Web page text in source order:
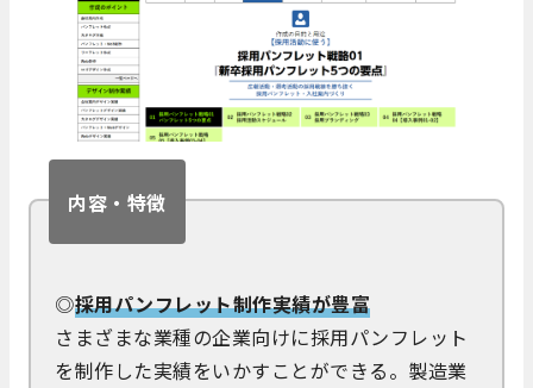
内容・特徴
◎採用パンフレット制作実績が豊富
さまざまな業種の企業向けに採用パンフレット
を制作した実績をいかすことができる。製造業